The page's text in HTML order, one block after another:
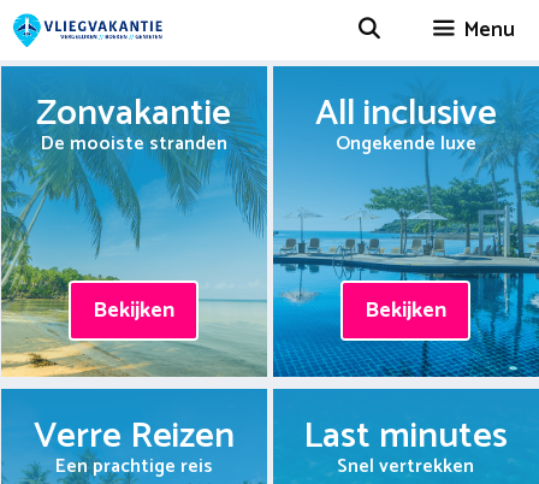
Spring
naar
Menu
Zonvakantie
De mooiste stranden
Bekijken
All inclusive
Ongekende luxe
Bekijken
Verre Reizen
Een prachtige reis
Last minutes
Snel vertrekken